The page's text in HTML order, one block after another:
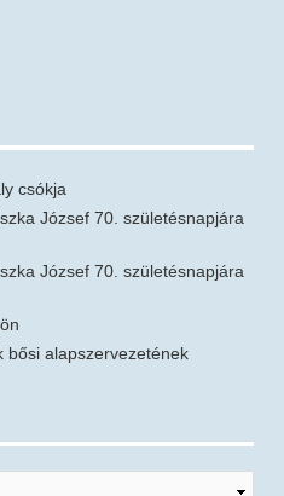
csókja
József 70. születésnapjára
József 70. születésnapjára
bősi alapszervezetének